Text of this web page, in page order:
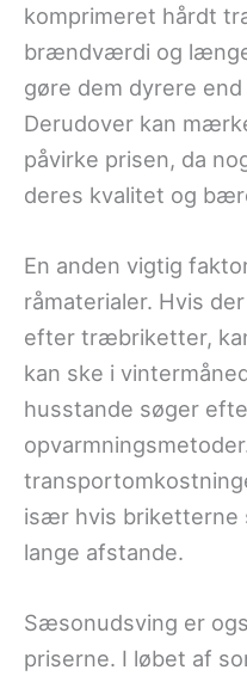
komprimeret hårdt
brændværdi og
gøre dem dyrere
Derudover kan
påvirke prisen, da
deres kvalitet og
En anden vigtig
råmaterialer. Hvis
efter træbriketter,
kan ske i
husstande søger
især hvis briketterne
lange afstande.
Sæsonudsving er
priserne. I løbet af